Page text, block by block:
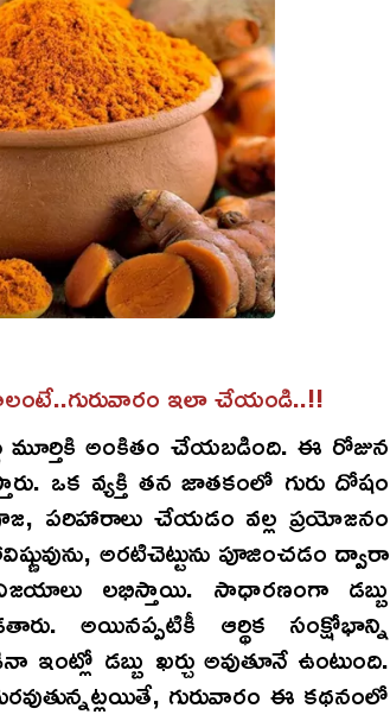
ఇలా చేయండి..!!
మూర్తికి అంకితం చేయబడింది. ఈ రోజున
ఒక వ్యక్తి తన జాతకంలో గురు దోషం
పరిహారాలు చేయడం వల్ల ప్రయోజనం
అరటిచెట్టును పూజించడం ద్వారా
లభిస్తాయి. సాధారణంగా డబ్బు
అయినప్పటికీ ఆర్థిక సంక్షోభాన్ని
డబ్బు ఖర్చు అవుతూనే ఉంటుంది.
గురువారం ఈ కథనంలో